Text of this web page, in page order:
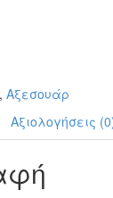
, Αξεσουάρ
Αξιολογήσεις